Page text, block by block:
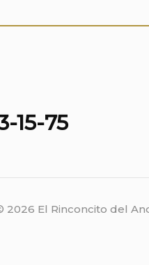
15-75
2026 El Rinconcito del